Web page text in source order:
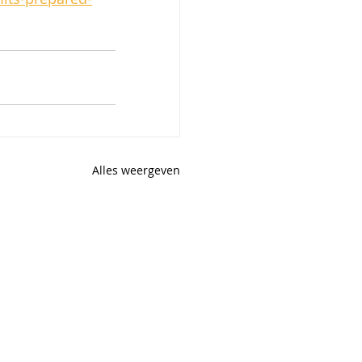
Alles weergeven